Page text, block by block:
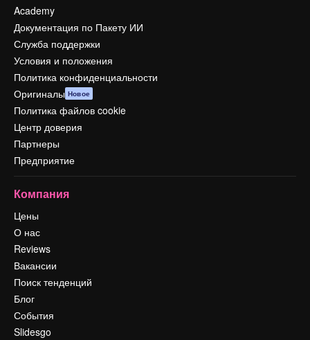
Academy
Документация по Пакету ИИ
Служба поддержки
Условия и положения
Политика конфиденциальности
Оригиналы Новое
Политика файлов cookie
Центр доверия
Партнеры
Предприятие
Компания
Цены
О нас
Reviews
Вакансии
Поиск тенденций
Блог
События
Slidesgo